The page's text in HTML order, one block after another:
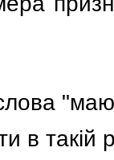
в такiй